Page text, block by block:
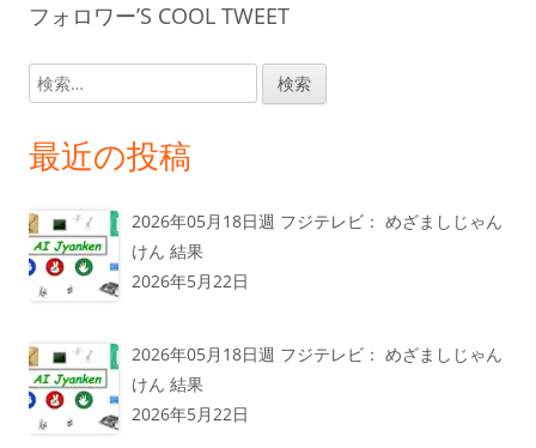
フォロワー’S COOL TWEET
検
索:
最近の投稿
2026年05月18日週 フジテレビ： めざましじゃん
けん 結果
2026年5月22日
2026年05月18日週 フジテレビ： めざましじゃん
けん 結果
2026年5月22日